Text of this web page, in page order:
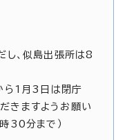
、似島出張所は8
ら1月3日は閉庁
きますようお願い
30分まで）